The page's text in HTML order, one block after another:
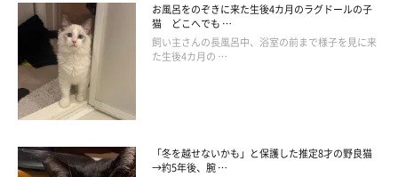
お風呂をのぞきに来た生後4カ月のラグドールの子
猫 どこへでも …
飼い主さんの長風呂中、浴室の前まで様子を見に来
た生後4カ月の …
「冬を越せないかも」と保護した推定8才の野良猫
→約5年後、腕 …